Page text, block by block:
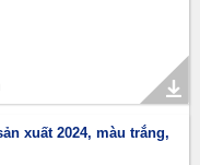
xuất 2024, màu trắng,